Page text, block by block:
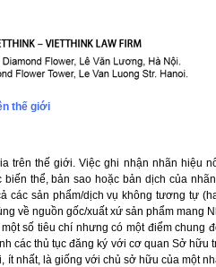
thế giới
trên thế giới. Việc ghi nhận nhãn hiệu
thể, bản sao hoặc bản dịch của
sản phẩm/dịch vụ không tương tự
về nguồn gốc/xuất xứ sản phẩm mang
số tiêu chí nhưng có một điểm chung
các thủ tục đăng ký với cơ quan Sở hữu
nhất, là giống với chủ sở hữu của một